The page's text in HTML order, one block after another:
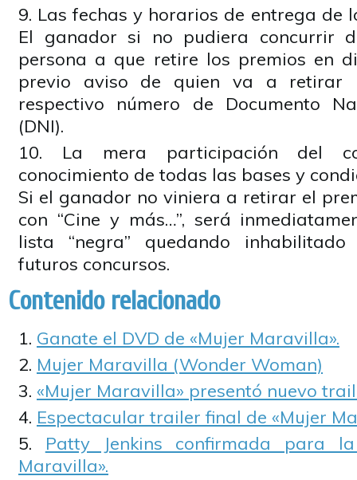
Las fechas y horarios de entrega de
El ganador si no pudiera concurrir
persona a que retire los premios en
previo aviso de quien va a retirar
respectivo número de Documento
(DNI).
La mera participación del
conocimiento de todas las bases y
Si el ganador no viniera a retirar el
con “Cine y más…”, será
lista “negra” quedando
futuros concursos.
Contenido relacionado
Ganate el DVD de «Mujer Maravilla».
Mujer Maravilla (Wonder Woman)
«Mujer Maravilla» presentó nuevo
Espectacular trailer final de «Mujer
Patty Jenkins confirmada para
Maravilla».